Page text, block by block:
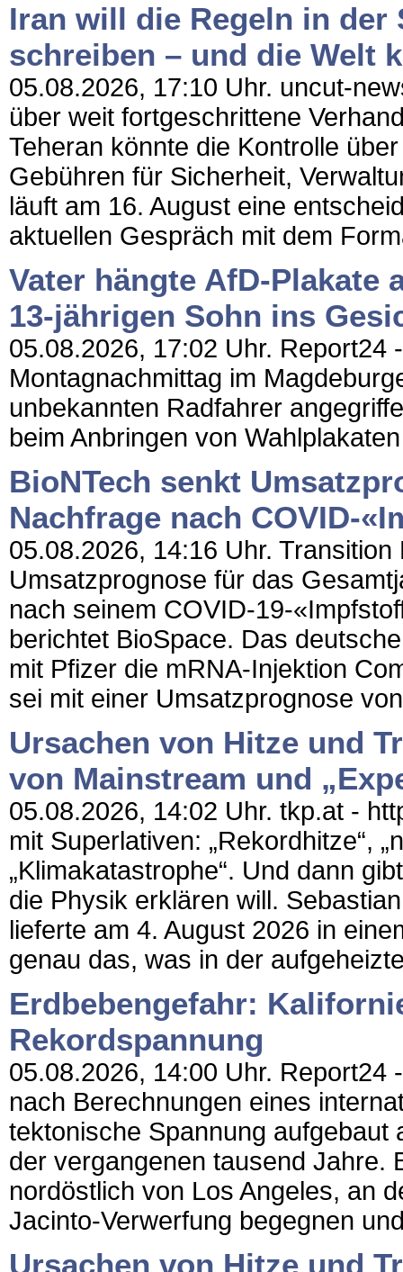
Iran will die Regeln in der
schreiben – und die Welt
05.08.2026, 17:10 Uhr. uncut-
über weit fortgeschrittene
Teheran könnte die Kontrolle
Gebühren für Sicherheit,
läuft am 16. August eine
aktuellen Gespräch mit dem
Vater hängte AfD-Plakate
13-jährigen Sohn ins
05.08.2026, 17:02 Uhr.
Montagnachmittag im
unbekannten Radfahrer
beim Anbringen von
BioNTech senkt
Nachfrage nach COVID-
05.08.2026, 14:16 Uhr.
Umsatzprognose für das
nach seinem COVID-19-
berichtet BioSpace. Das
mit Pfizer die mRNA-Injektion
sei mit einer Umsatzprognose
Ursachen von Hitze und
von Mainstream und
05.08.2026, 14:02 Uhr. tkp.at -
mit Superlativen: „Rekordhitze“,
„Klimakatastrophe“. Und dann
die Physik erklären will.
lieferte am 4. August 2026 in
genau das, was in der
Erdbebengefahr:
Rekordspannung
05.08.2026, 14:00 Uhr.
nach Berechnungen eines
tektonische Spannung aufgebaut
der vergangenen tausend Jahre.
nordöstlich von Los Angeles, an
Jacinto-Verwerfung begegnen
Ursachen von Hitze und